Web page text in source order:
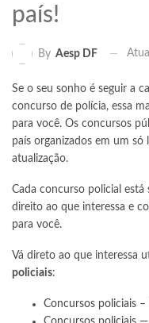
país!
By Aesp DF
Se o seu sonho é seguir a
concurso de polícia, essa
para você. Os concursos
país organizados em um só
atualização.
Cada concurso policial está
direito ao que interessa e
para você.
Vá direto ao que interessa
policiais:
Concursos policiais –